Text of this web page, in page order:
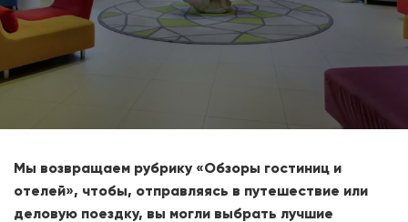
Мы возвращаем рубрику «Обзоры гостиниц и
отелей», чтобы, отправляясь в путешествие или
деловую поездку, вы могли выбрать лучшие